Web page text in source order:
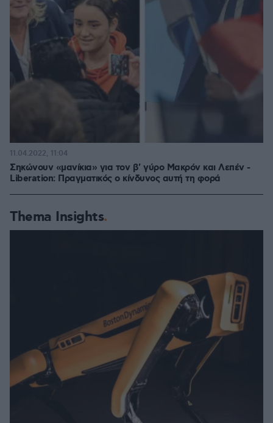
Σηκώνουν «μανίκια» για τον β' γύρο Μακρόν και Λεπέν -
Liberation: Πραγματικός ο κίνδυνος αυτή τη φορά
11.04.2022, 11:04
Thema Insights